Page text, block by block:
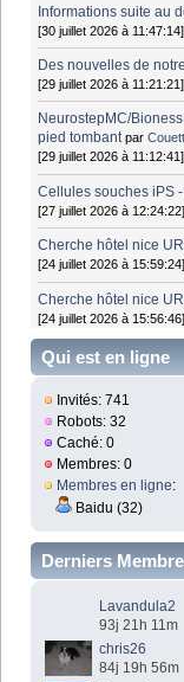
Informations suite au
[30 juillet 2026 à 11:47:14]
Des nouvelles de
[29 juillet 2026 à 11:21:21]
NeurostepMC/
pied tombant par
[29 juillet 2026 à 11:12:41]
Cellules souches iPS
[27 juillet 2026 à 12:24:22]
Cherche hôtel nice
[24 juillet 2026 à 15:59:24]
Cherche hôtel nice
[24 juillet 2026 à 15:56:46]
Qui est en ligne
Invités: 741
Robots: 32
Caché: 0
Membres: 0
Membres en ligne:
Baidu (32)
Derniers
Lavandula2
93j 21h 11m
chris26
84j 19h 56m